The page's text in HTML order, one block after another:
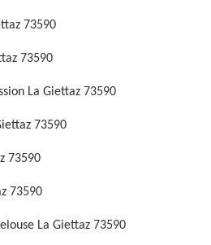
73590
73590
La Giettaz 73590
73590
73590
73590
La Giettaz 73590